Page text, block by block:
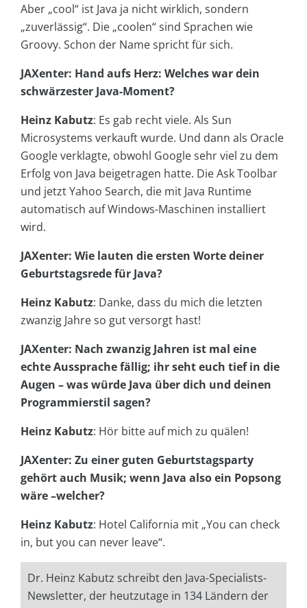
Aber „cool“ ist Java ja nicht wirklich, sondern
„zuverlässig“. Die „coolen“ sind Sprachen wie
Groovy. Schon der Name spricht für sich.
JAXenter: Hand aufs Herz: Welches war dein
schwärzester Java-Moment?
Heinz Kabutz: Es gab recht viele. Als Sun
Microsystems verkauft wurde. Und dann als Oracle
Google verklagte, obwohl Google sehr viel zu dem
Erfolg von Java beigetragen hatte. Die Ask Toolbar
und jetzt Yahoo Search, die mit Java Runtime
automatisch auf Windows-Maschinen installiert
wird.
JAXenter: Wie lauten die ersten Worte deiner
Geburtstagsrede für Java?
Heinz Kabutz: Danke, dass du mich die letzten
zwanzig Jahre so gut versorgt hast!
JAXenter: Nach zwanzig Jahren ist mal eine
echte Aussprache fällig; ihr seht euch tief in die
Augen – was würde Java über dich und deinen
Programmierstil sagen?
Heinz Kabutz: Hör bitte auf mich zu quälen!
JAXenter: Zu einer guten Geburtstagsparty
gehört auch Musik; wenn Java also ein Popsong
wäre –welcher?
Heinz Kabutz: Hotel California mit „You can check
in, but you can never leave“.
Dr. Heinz Kabutz schreibt den Java-Specialists-
Newsletter, der heutzutage in 134 Ländern der